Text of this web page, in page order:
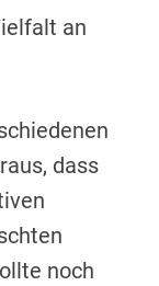
an
dass
noch